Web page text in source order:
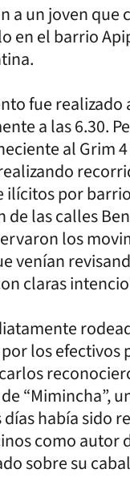
a un joven que
en el barrio
fue realizado
a las 6.30.
al Grim 4
ilícitos por
de las calles
los
venían
claras
los efectivos
“Mimincha”,
había sido
como autor
sobre su